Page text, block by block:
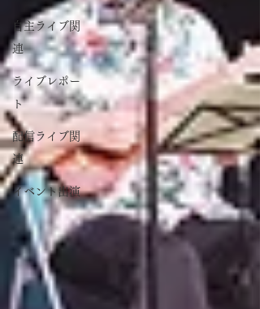
自主ライブ関
連
ライブレポー
ト
配信ライブ関
連
イベント出演